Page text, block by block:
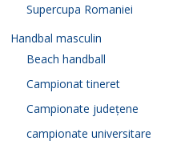
Supercupa Romaniei
Handbal masculin
Beach handball
Campionat tineret
Campionate județene
campionate universitare